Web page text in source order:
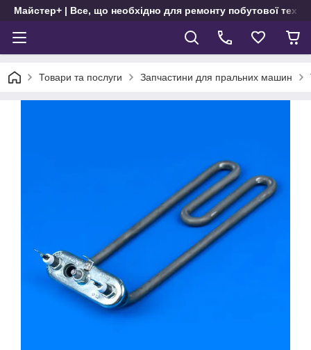
Майстер+ | Все, що необхідно для ремонту побутової
Товари та послуги Запчастини для пральних машин